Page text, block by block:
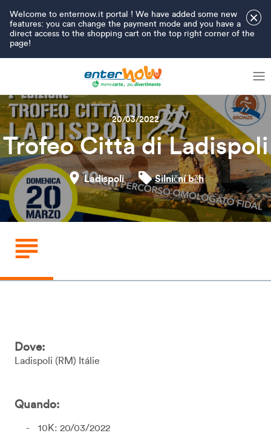
×
Welcome to enternow.it portal ! We have added some new
features: you can change the payment mode and you have a
direct access to the shopping cart on the top right corner of the
page!
20/03/2022
Trofeo Città di Ladispoli
Ladispoli Silniční běh
Dove:
Ladispoli RM Itálie
Quando:
10K: 20/03/2022